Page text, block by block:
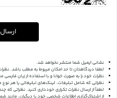
ارسال
نشانی ایمیل شما منتشر نخواهد شد.
لطفا دیدگاهتان تا حد امکان مربوط به مطلب باشد.
نظرات خود را به صورت خوانا و با استفاده از زبان فارسی
نظراتی که شامل تبلیغات، لینک‌های تبلیغاتی یا هر
لطفاً از ارسال نظرات تکراری خودداری کنید. نظراتی